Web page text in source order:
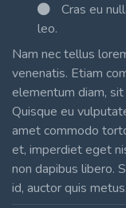
Cras eu
leo.
Nam nec tellus
venenatis. Etiam
elementum diam,
Quisque eu
amet commodo
et, imperdiet eget
non dapibus libero.
id, auctor quis metus.